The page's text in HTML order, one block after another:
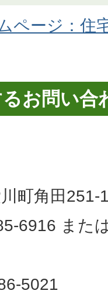
ページ：住
お問い合
町角田251-
6916 また
5021